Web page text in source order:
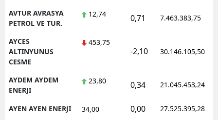
AVTUR AVRASYA
PETROL VE TUR.
12,74 0,71 7.463.383,75
AYCES
ALTINYUNUS
CESME
453,75
-2,10 30.146.105,50
AYDEM AYDEM
ENERJI
23,80 0,34 21.045.453,24
AYEN AYEN ENERJI 34,00 0,00 27.525.395,28